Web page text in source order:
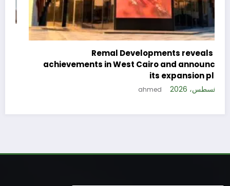
Remal Developments reveals its
achievements in West Cairo and announces
its expansion plan
5 أغسطس، 2026 ahmed